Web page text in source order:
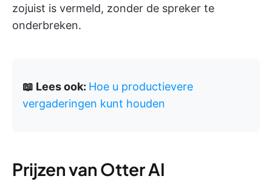
zojuist is vermeld, zonder de spreker te
onderbreken.
📖 Lees ook: Hoe u productievere
vergaderingen kunt houden
Prijzen van Otter AI